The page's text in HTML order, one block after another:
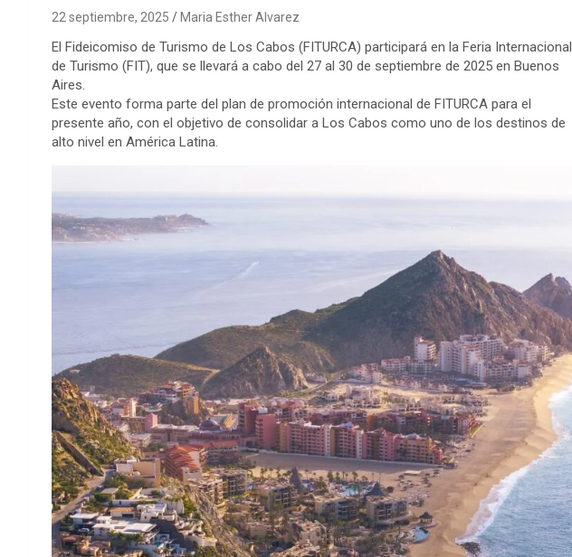
22 septiembre, 2025 Maria Esther Alvarez
El Fideicomiso de Turismo de Los Cabos (FITURCA) participará en la Feria Internacional
de Turismo (FIT), que se llevará a cabo del 27 al 30 de septiembre de 2025 en Buenos
Aires.
Este evento forma parte del plan de promoción internacional de FITURCA para el
presente año, con el objetivo de consolidar a Los Cabos como uno de los destinos de
alto nivel en América Latina.